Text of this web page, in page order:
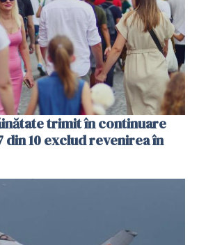
trimit în continuare
din 10 exclud revenirea în